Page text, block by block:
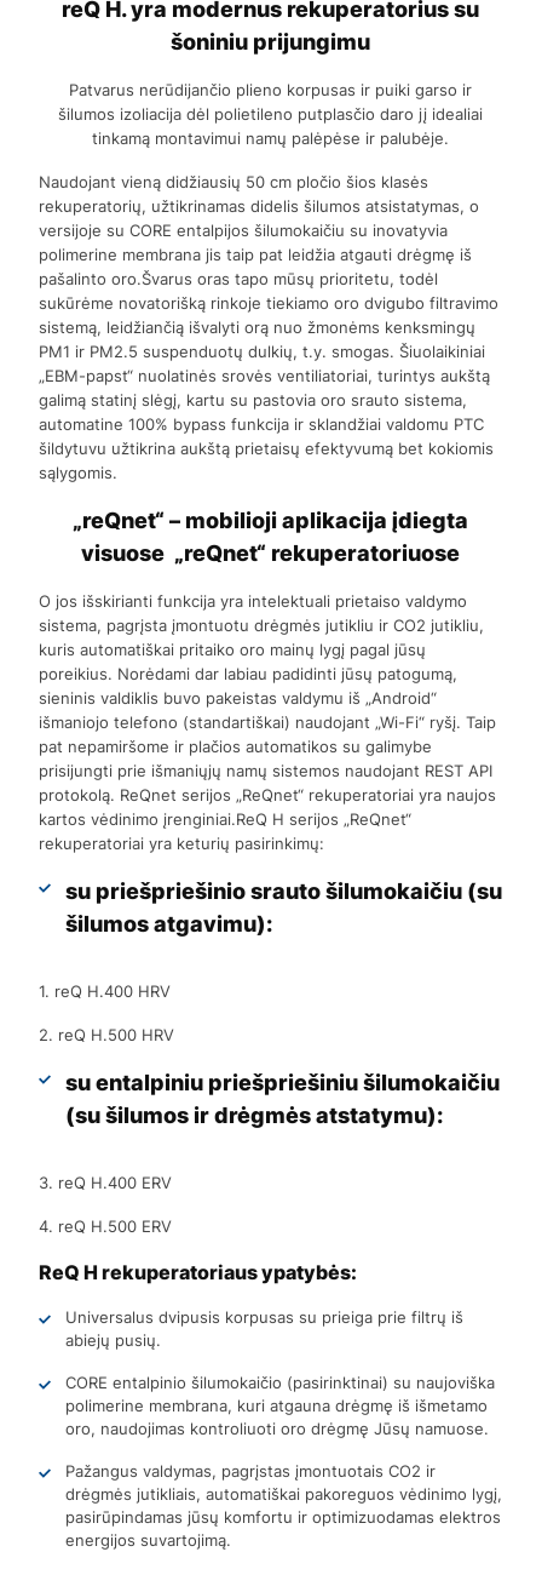
reQ H. yra modernus rekuperatorius su
šoniniu prijungimu
Patvarus nerūdijančio plieno korpusas ir puiki garso ir
šilumos izoliacija dėl polietileno putplasčio daro jį idealiai
tinkamą montavimui namų palėpėse ir palubėje.
Naudojant vieną didžiausių 50 cm pločio šios klasės
rekuperatorių, užtikrinamas didelis šilumos atsistatymas, o
versijoje su CORE entalpijos šilumokaičiu su inovatyvia
polimerine membrana jis taip pat leidžia atgauti drėgmę iš
pašalinto oro.Švarus oras tapo mūsų prioritetu, todėl
sukūrėme novatorišką rinkoje tiekiamo oro dvigubo filtravimo
sistemą, leidžiančią išvalyti orą nuo žmonėms kenksmingų
PM1 ir PM2.5 suspenduotų dulkių, t.y. smogas. Šiuolaikiniai
„EBM-papst“ nuolatinės srovės ventiliatoriai, turintys aukštą
galimą statinį slėgį, kartu su pastovia oro srauto sistema,
automatine 100% bypass funkcija ir sklandžiai valdomu PTC
šildytuvu užtikrina aukštą prietaisų efektyvumą bet kokiomis
sąlygomis.
„reQnet“ – mobilioji aplikacija įdiegta
visuose „reQnet“ rekuperatoriuose
O jos išskirianti funkcija yra intelektuali prietaiso valdymo
sistema, pagrįsta įmontuotu drėgmės jutikliu ir CO2 jutikliu,
kuris automatiškai pritaiko oro mainų lygį pagal jūsų
poreikius. Norėdami dar labiau padidinti jūsų patogumą,
sieninis valdiklis buvo pakeistas valdymu iš „Android“
išmaniojo telefono (standartiškai) naudojant „Wi-Fi“ ryšį. Taip
pat nepamiršome ir plačios automatikos su galimybe
prisijungti prie išmaniųjų namų sistemos naudojant REST API
protokolą. ReQnet serijos „ReQnet“ rekuperatoriai yra naujos
kartos vėdinimo įrenginiai.ReQ H serijos „ReQnet“
rekuperatoriai yra keturių pasirinkimų:
su priešpriešinio srauto šilumokaičiu (su
šilumos atgavimu):
1. reQ H.400 HRV
2. reQ H.500 HRV
su entalpiniu priešpriešiniu šilumokaičiu
(su šilumos ir drėgmės atstatymu):
3. reQ H.400 ERV
4. reQ H.500 ERV
ReQ H rekuperatoriaus ypatybės:
Universalus dvipusis korpusas su prieiga prie filtrų iš
abiejų pusių.
CORE entalpinio šilumokaičio (pasirinktinai) su naujoviška
polimerine membrana, kuri atgauna drėgmę iš išmetamo
oro, naudojimas kontroliuoti oro drėgmę Jūsų namuose.
Pažangus valdymas, pagrįstas įmontuotais CO2 ir
drėgmės jutikliais, automatiškai pakoreguos vėdinimo lygį,
pasirūpindamas jūsų komfortu ir optimizuodamas elektros
energijos suvartojimą.